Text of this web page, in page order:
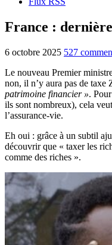
France :
6 octobre 2025 527
Le nouveau Premier
non, il n’y aura pas de taxe
patrimoine financier ».
ils sont nombreux), cela
l’assurance-vie.
Eh oui : grâce à un subtil
découvrir que « taxer les
comme des riches ».